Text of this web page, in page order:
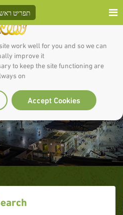
work well for you and so we can
improve it.
to keep the site functioning are
on
Accept Cookies
תפריט